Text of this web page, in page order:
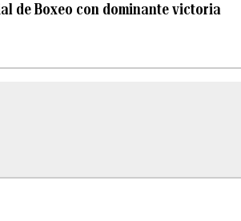
de Boxeo con dominante victoria